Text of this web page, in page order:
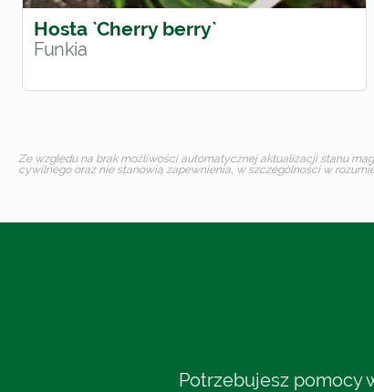
Hosta `Cherry berry`
Funkia
Ze względu na brak możliwości automatycznej aktualizacji stanu
cywilnego oraz nie stanowią zapewnienia, w szczególności w
Potrzebujesz pomocy